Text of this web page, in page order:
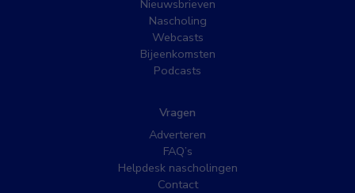
Nieuwsbrieven
Nascholing
Webcasts
Bijeenkomsten
Podcasts
Vragen
Adverteren
FAQ’s
Helpdesk nascholingen
Contact